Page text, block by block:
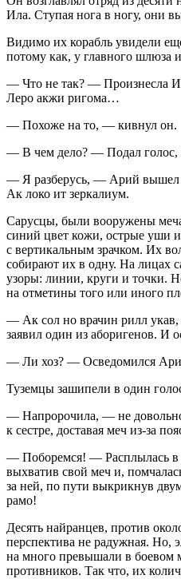
Ила. Ступая нога в ногу, они
Видимо их корабль увидели
потому как, у главного шлюза
— Что не так? — Произнесла
Леро акжи ригома…
— Похоже на то, — кивнул он.
— В чем дело? — Подал голос,
— Я разберусь, — Арий вышел
Ак локо ит зеркалиум.
Сарусцы, были вооружены
синий цвет кожи, острые уши
с вертикальным зрачком. Их
собирают их в одну. На лицах
узоры: линии, круги и точки.
на отметины того или иного
— Ак сол но врачин рилл укав,
заявил один из аборигенов. И
— Ли хоз? — Осведомился
Туземцы зашипели в один
— Напророчила, — не
к сестре, доставая меч из-за
— Поборемся! — Расплылась в
выхватив свой меч и,
за ней, по пути выкрикнув
рамо!
Десять найранцев, против
перспектива не радужная.
на много превышали в боевом
противников. Так что, их